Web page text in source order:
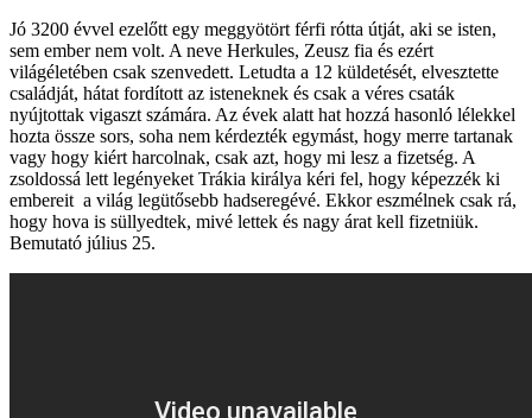
Jó 3200 évvel ezelőtt egy meggyötört férfi rótta útját, aki se isten,
sem ember nem volt. A neve Herkules, Zeusz fia és ezért
világéletében csak szenvedett. Letudta a 12 küldetését, elvesztette
családját, hátat fordított az isteneknek és csak a véres csaták
nyújtottak vigaszt számára. Az évek alatt hat hozzá hasonló lélekkel
hozta össze sors, soha nem kérdezték egymást, hogy merre tartanak
vagy hogy kiért harcolnak, csak azt, hogy mi lesz a fizetség. A
zsoldossá lett legényeket Trákia királya kéri fel, hogy képezzék ki
embereit a világ legütősebb hadseregévé. Ekkor eszmélnek csak rá,
hogy hova is süllyedtek, mivé lettek és nagy árat kell fizetniük.
Bemutató július 25.